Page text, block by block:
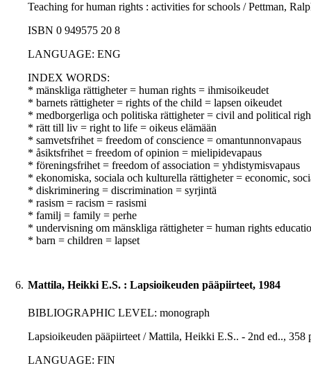
Teaching for human rights : activities for schools / Pettman,
ISBN 0 949575 20 8
LANGUAGE: ENG
INDEX WORDS:
* mänskliga rättigheter = human rights = ihmisoikeudet
* barnets rättigheter = rights of the child = lapsen oikeudet
* medborgerliga och politiska rättigheter = civil and political
* rätt till liv = right to life = oikeus elämään
* samvetsfrihet = freedom of conscience = omantunnonvapaus
* åsiktsfrihet = freedom of opinion = mielipidevapaus
* föreningsfrihet = freedom of association = yhdistymisvapaus
* ekonomiska, sociala och kulturella rättigheter = economic,
* diskriminering = discrimination = syrjintä
* rasism = racism = rasismi
* familj = family = perhe
* undervisning om mänskliga rättigheter = human rights
* barn = children = lapset
6. Mattila, Heikki E.S. : Lapsioikeuden pääpiirteet, 1984
BIBLIOGRAPHIC LEVEL: monograph
Lapsioikeuden pääpiirteet / Mattila, Heikki E.S.. - 2nd ed.., 358
LANGUAGE: FIN